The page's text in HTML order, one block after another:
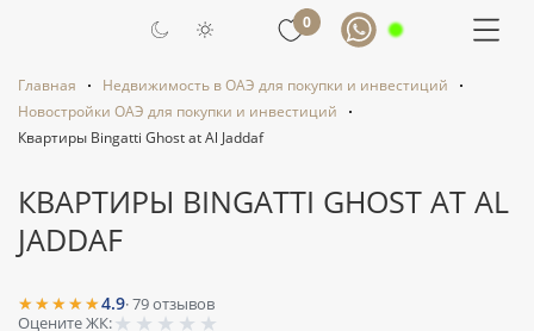
0
Главная
Недвижимость в ОАЭ для покупки и инвестиций
Новостройки ОАЭ для покупки и инвестиций
Квартиры Bingatti Ghost at Al Jaddaf
КВАРТИРЫ BINGATTI GHOST AT AL
JADDAF
★★★★★4.9·79отзывов
Оцените ЖК:★ ★ ★ ★ ★